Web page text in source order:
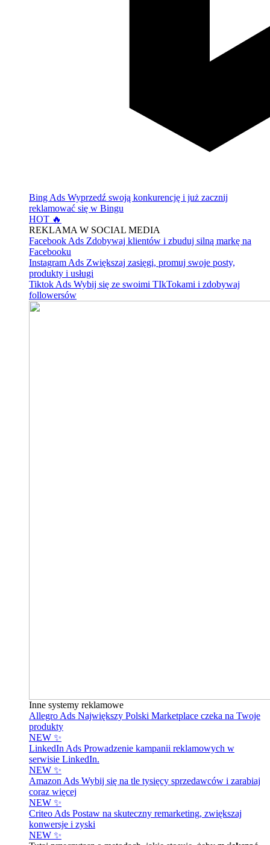
Bing Ads Wyprzedź swoją konkurencję i już zacznij
reklamować się w Bingu
HOT 🔥
REKLAMA W SOCIAL MEDIA
Facebook Ads Zdobywaj klientów i zbuduj silną markę na
Facebooku
Instagram Ads Zwiększaj zasięgi, promuj swoje posty,
produkty i usługi
Tiktok Ads Wybij się ze swoimi TIkTokami i zdobywaj
followersów
Inne systemy reklamowe
Allegro Ads Największy Polski Marketplace czeka na Twoje
produkty
NEW ✨
LinkedIn Ads Prowadzenie kampanii reklamowych w
serwisie LinkedIn.
NEW ✨
Amazon Ads Wybij się na tle tysięcy sprzedawców i zarabiaj
coraz więcej
NEW ✨
Criteo Ads Postaw na skuteczny remarketing, zwiększaj
konwersje i zyski
NEW ✨